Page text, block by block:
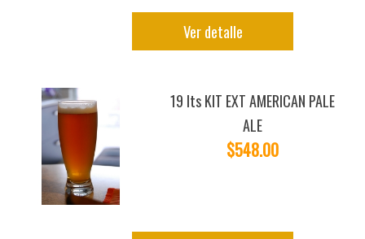
Ver detalle
19 lts KIT EXT AMERICAN PALE
ALE
$548.00